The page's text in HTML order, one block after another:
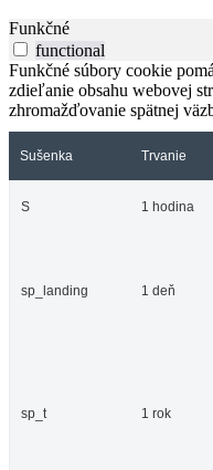
Funkčné
functional
Funkčné súbory cookie
zdieľanie obsahu webovej
zhromažďovanie spätnej
Sušenka Trvanie
S 1 hodina
sp_landing 1 deň
sp_t 1 rok